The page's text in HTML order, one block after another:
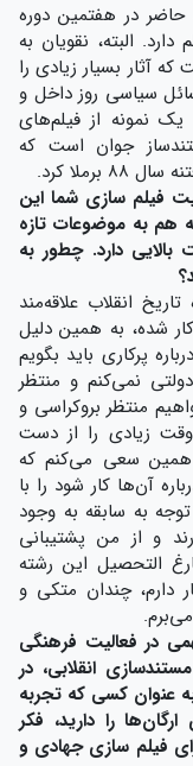
حاضر در هفتمین دوره
البته، نقویان به
آثار بسیار زیادی را
سیاسی روز داخل و
یک نمونه از فیلم‌های
جوان است که
کرد.
فیلم سازی شما این
هم به موضوعات تازه
بالایی دارد. چطور به
انقلاب علاقه‌مند
شده، به همین دلیل
پرکاری باید بگویم
نمی‌کنم و منتظر
منتظر بروکراسی و
وقت زیادی را از دست
سعی می‌کنم که
آن‌ها کار شود را با
به سابقه به وجود
و از من پشتیبانی
التحصیل این رشته
دارم، چندان متکی و
در فعالیت فرهنگی
انقلابی، در
عنوان کسی که تجربه
را دارید، فکر
فیلم سازی جهادی و